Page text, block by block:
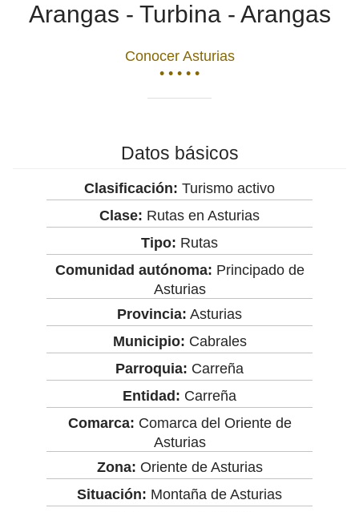
Arangas - Turbina - Arangas
Conocer Asturias
• • • • •
Datos básicos
Clasificación: Turismo activo
Clase: Rutas en Asturias
Tipo: Rutas
Comunidad autónoma: Principado de
Asturias
Provincia: Asturias
Municipio: Cabrales
Parroquia: Carreña
Entidad: Carreña
Comarca: Comarca del Oriente de
Asturias
Zona: Oriente de Asturias
Situación: Montaña de Asturias